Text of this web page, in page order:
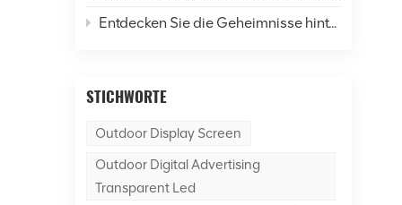
Entdecken Sie die Geheimnisse hinter dem Dancer of Led Display Screen
STICHWORTE
Outdoor Display Screen
Outdoor Digital Advertising
Transparent Led